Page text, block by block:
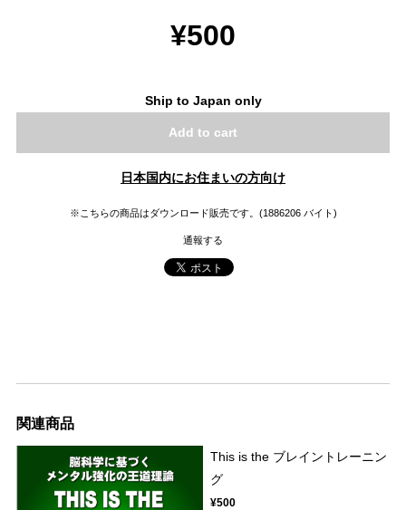
¥500
Ship to Japan only
Add to cart
日本国内にお住まいの方向け
※こちらの商品はダウンロード販売です。(1886206 バイト)
通報する
関連商品
This is the ブレイントレーニン
グ
¥500